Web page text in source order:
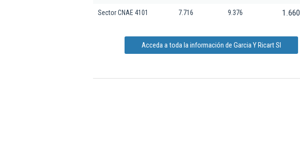
Sector CNAE 4101 7.716 9.376 1.660
Acceda a toda la información de Garcia Y Ricart Sl